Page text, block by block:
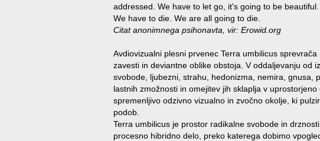
addressed. We have to let go, it's going to be
We have to die. We are all going to die.
Citat anonimnega psihonavta, vir: Erowid.org
Avdiovizualni plesni prvenec Terra umbilicus
zavesti in deviantne oblike obstoja. V oddaljevanju od
svobode, ljubezni, strahu, hedonizma, nemira, gnusa,
lastnih zmožnosti in omejitev jih sklaplja v
spremenljivo odzivno vizualno in zvočno okolje, ki
podob.
Terra umbilicus je prostor radikalne svobode in
procesno hibridno delo, preko katerega dobimo